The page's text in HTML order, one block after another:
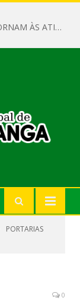
SERVIDORES DA CÂMARA MUNICIPAL RETORNAM ÀS ATIVIDADES APÓS O RECESSO PARLAMENTAR
PORTARIAS
0